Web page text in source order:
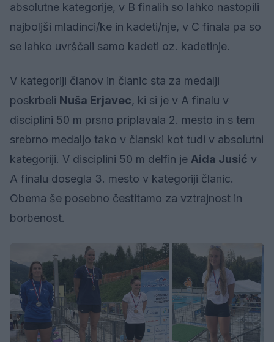
absolutne kategorije, v B finalih so lahko nastopili
najboljši mladinci/ke in kadeti/nje, v C finala pa so
se lahko uvrščali samo kadeti oz. kadetinje.
V kategoriji članov in članic sta za medalji
poskrbeli Nuša Erjavec, ki si je v A finalu v
disciplini 50 m prsno priplavala 2. mesto in s tem
srebrno medaljo tako v članski kot tudi v absolutni
kategoriji. V disciplini 50 m delfin je Aida Jusić v
A finalu dosegla 3. mesto v kategoriji članic.
Obema še posebno čestitamo za vztrajnost in
borbenost.